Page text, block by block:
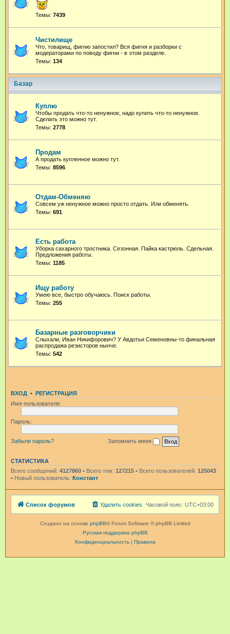
Темы: 7439
Чистилище
Что, товарищ, фигню запостил? Вся фигня и разборки с
модераторами по поводу фигни - в этом разделе.
Темы: 134
Базар
Куплю
Чтобы продать что-то ненужное, надо купить что-то ненужное.
Сделать это можно тут.
Темы: 2778
Продам
А продать купленное можно тут.
Темы: 8596
Отдам-Обменяю
Совсем уж ненужное можно просто отдать. Или обменять.
Темы: 691
Есть работа
Уборка сахарного тростника. Сезонная. Пайка кастрюль. Сдельная.
Предложения работы.
Темы: 1185
Ищу работу
Умею все, быстро обучаюсь. Поиск работы.
Темы: 255
Базарные разговорчики
Слыхали, Иван Никифорович? У Авдотьи Семеновны-то финальная
распродажа резисторов нынче.
Темы: 542
ВХОД • РЕГИСТРАЦИЯ
Имя пользователя:
Пароль:
Забыли пароль? Запомнить меня
СТАТИСТИКА
Всего сообщений: 4127860 • Всего тем: 127215 • Всего пользователей: 125043
• Новый пользователь: Констант
Список форумов Часовой пояс: UTC+03:00
Удалить cookies
Создано на основе phpBB® Forum Software © phpBB Limited
Русская поддержка phpBB
Конфиденциальность| Правила